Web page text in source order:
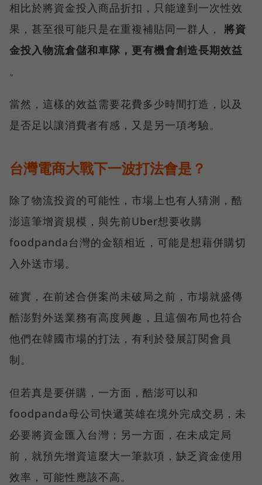
相比於將資金投入商品折扣，只能達到一次性效
果，甚至很可能只是在重複補貼同一群人， 將資
金投入物流倉儲和車隊，更有機會創造長期效益
。
當然，這樣的效益需要花費多少時間打造，以及
是否足以讓消費者有感，又是另一項考驗。
台灣電商大戰下一波打法會是？
除了物流投資的可能性，市場上也有人猜測，酷
澎這筆增資規模，與先前Uber想要收購
foodpanda台灣的金額相近，可能是想藉併購切
入外送市場。
確實，在前述合併案尚未破局之前，市場就盛傳
酷澎對外送業務有高度興趣，且這個布局也符合
他們在韓國市場的打法，有利於發展訂閱會員
制。
但若真是要併購，一方面，酷澎可以和
foodpanda母公司快遞英雄在境外完成交易，未
必要將資金匯入台灣；另一方面，在未成定局
前，就預先增資這麼大一筆款項，缺乏資金使用
效率，可能性應該不高。